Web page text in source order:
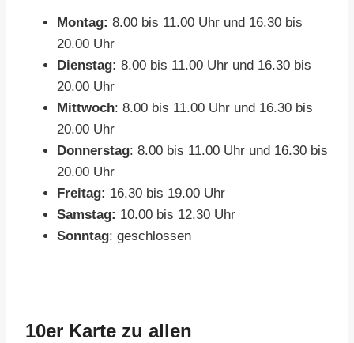
Montag: 8.00 bis 11.00 Uhr und 16.30 bis
20.00 Uhr
Dienstag: 8.00 bis 11.00 Uhr und 16.30 bis
20.00 Uhr
Mittwoch: 8.00 bis 11.00 Uhr und 16.30 bis
20.00 Uhr
Donnerstag: 8.00 bis 11.00 Uhr und 16.30 bis
20.00 Uhr
Freitag: 16.30 bis 19.00 Uhr
Samstag: 10.00 bis 12.30 Uhr
Sonntag: geschlossen
10er Karte zu allen